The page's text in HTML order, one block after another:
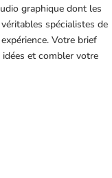
graphique dont les
spécialistes de
Votre brief
et combler votre